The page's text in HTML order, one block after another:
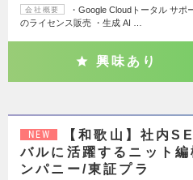
会社概要
・Google Cloudトータル サ
のライセンス販売 ・生成 AI …
興味あり
NEW
【和歌山】社内
バルに活躍するニット
ンパニー/東証プラ